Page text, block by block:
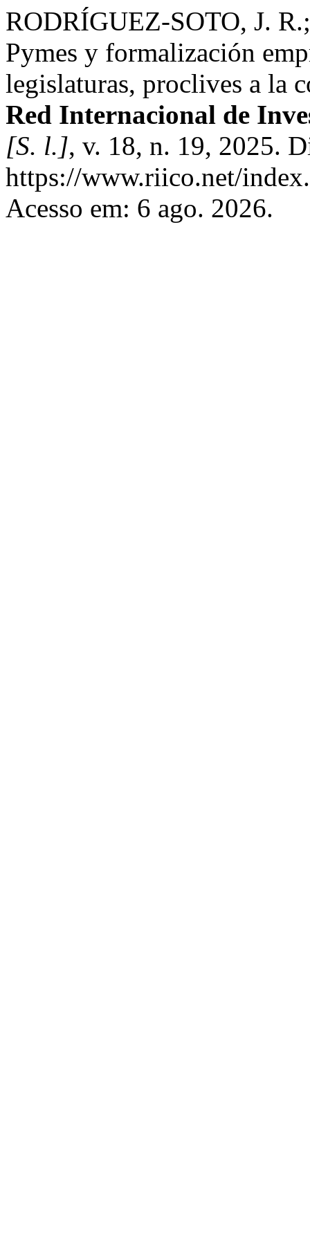
RODRÍGUEZ-SOTO, J.
Pymes y formalización
legislaturas, proclives a la
Red Internacional de
[S. l.], v. 18, n. 19, 2025.
https://www.riico.net/
Acesso em: 6 ago. 2026.